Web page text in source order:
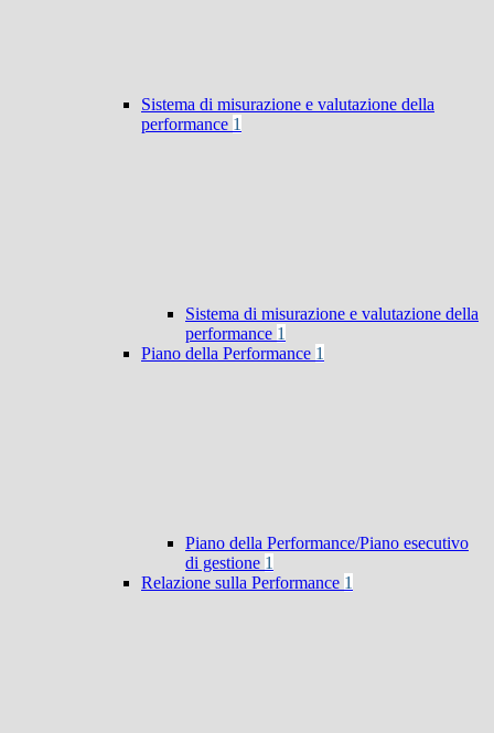
Sistema di misurazione e valutazione della
performance 1
Sistema di misurazione e valutazione della
performance 1
Piano della Performance 1
Piano della Performance/Piano esecutivo
di gestione 1
Relazione sulla Performance 1